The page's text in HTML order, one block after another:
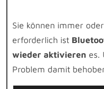
Sie können immer
erforderlich ist
wieder aktivieren es.
Problem damit